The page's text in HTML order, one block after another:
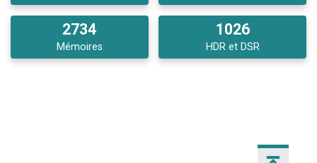
2734
Mémoires
1026
HDR et DSR